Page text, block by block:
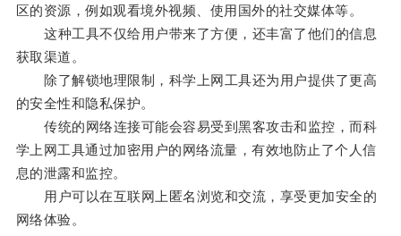
区的资源，例如观看境外视频、使用国外的社交媒体等。
这种工具不仅给用户带来了方便，还丰富了他们的信息
获取渠道。
除了解锁地理限制，科学上网工具还为用户提供了更高
的安全性和隐私保护。
传统的网络连接可能会容易受到黑客攻击和监控，而科
学上网工具通过加密用户的网络流量，有效地防止了个人信
息的泄露和监控。
用户可以在互联网上匿名浏览和交流，享受更加安全的
网络体验。